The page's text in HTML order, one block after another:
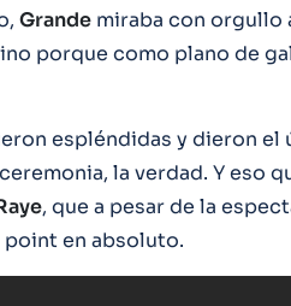
Grande miraba con orgullo
porque como plano de
espléndidas y dieron el
la verdad. Y eso
, que a pesar de la
en absoluto.